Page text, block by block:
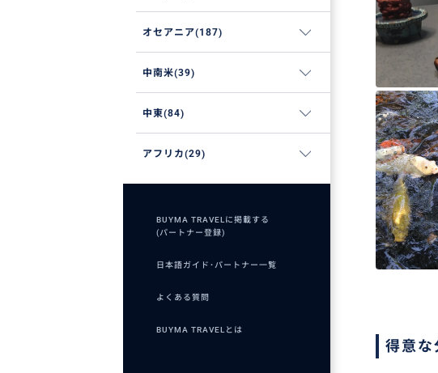
得意
オセアニア(187)
中南米(39)
中東(84)
アフリカ(29)
BUYMA TRAVELに掲載する
(パートナー登録)
日本語ガイド･パートナー一覧
よくある質問
BUYMA TRAVELとは